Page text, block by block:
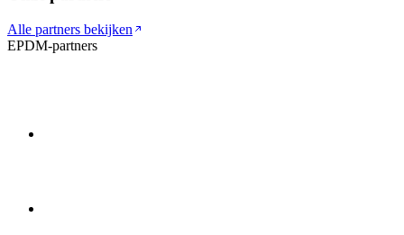
Alle partners bekijken
EPDM-partners